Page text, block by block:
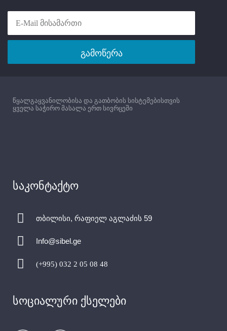
გამოწერა
წყალგაყვანილობისა და გათბობის სისტემებისთვის
ყველა საჭირო მასალა ერთ სივრცეში
საკონტაქტო
თბილისი, რაფიელ აგლაძის 59
Info@sibel.ge
(+995) 032 2 05 08 48
სოციალური ქსელები